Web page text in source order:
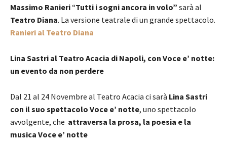
Massimo Ranieri“Tutti i sogni ancora in volo” sarà al
Teatro Diana. La versione teatrale di un grande spettacolo.
Ranieri al Teatro Diana
Lina Sastri al Teatro Acacia di Napoli, con Voce e’ notte:
un evento da non perdere
Dal 21 al 24 Novembre al Teatro Acacia ci sarà Lina Sastri
con il suo spettacolo Voce e’ notte, uno spettacolo
avvolgente, che attraversa la prosa, la poesia e la
musica Voce e’ notte